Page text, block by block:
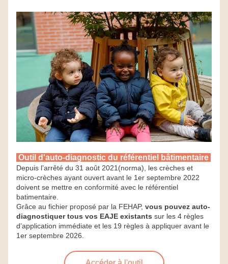
Outil d'auto-diagnostic du référentiel bâtimentaire
Depuis l’arrêté du 31 août 2021(norma), les crèches et
micro-crèches ayant ouvert avant le 1er septembre 2022
doivent se mettre en conformité avec le référentiel
batimentaire.
Grâce au fichier proposé par la FEHAP, vous pouvez auto-
diagnostiquer tous vos EAJE existants sur les 4 règles
d’application immédiate et les 19 règles à appliquer avant le
1er septembre 2026.